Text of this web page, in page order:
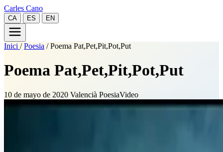
Carles Cano
CA ES EN
Inici / Poesia / Poema Pat,Pet,Pit,Pot,Put
Poema Pat,Pet,Pit,Pot,Put
10 de mayo de 2020 Valencià PoesiaVideo